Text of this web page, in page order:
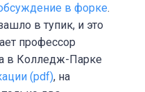
в форке.
в тупик, и это
профессор
в Колледж-Парке
(pdf), на